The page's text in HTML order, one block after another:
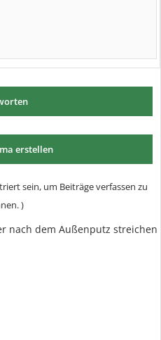
erstellen
sein, um Beiträge verfassen zu
)
nach dem Außenputz streichen